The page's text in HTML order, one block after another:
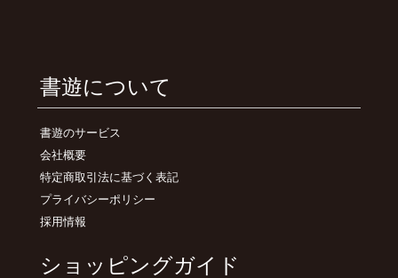
書遊について
書遊のサービス
会社概要
特定商取引法に基づく表記
プライバシーポリシー
採用情報
ショッピングガイド